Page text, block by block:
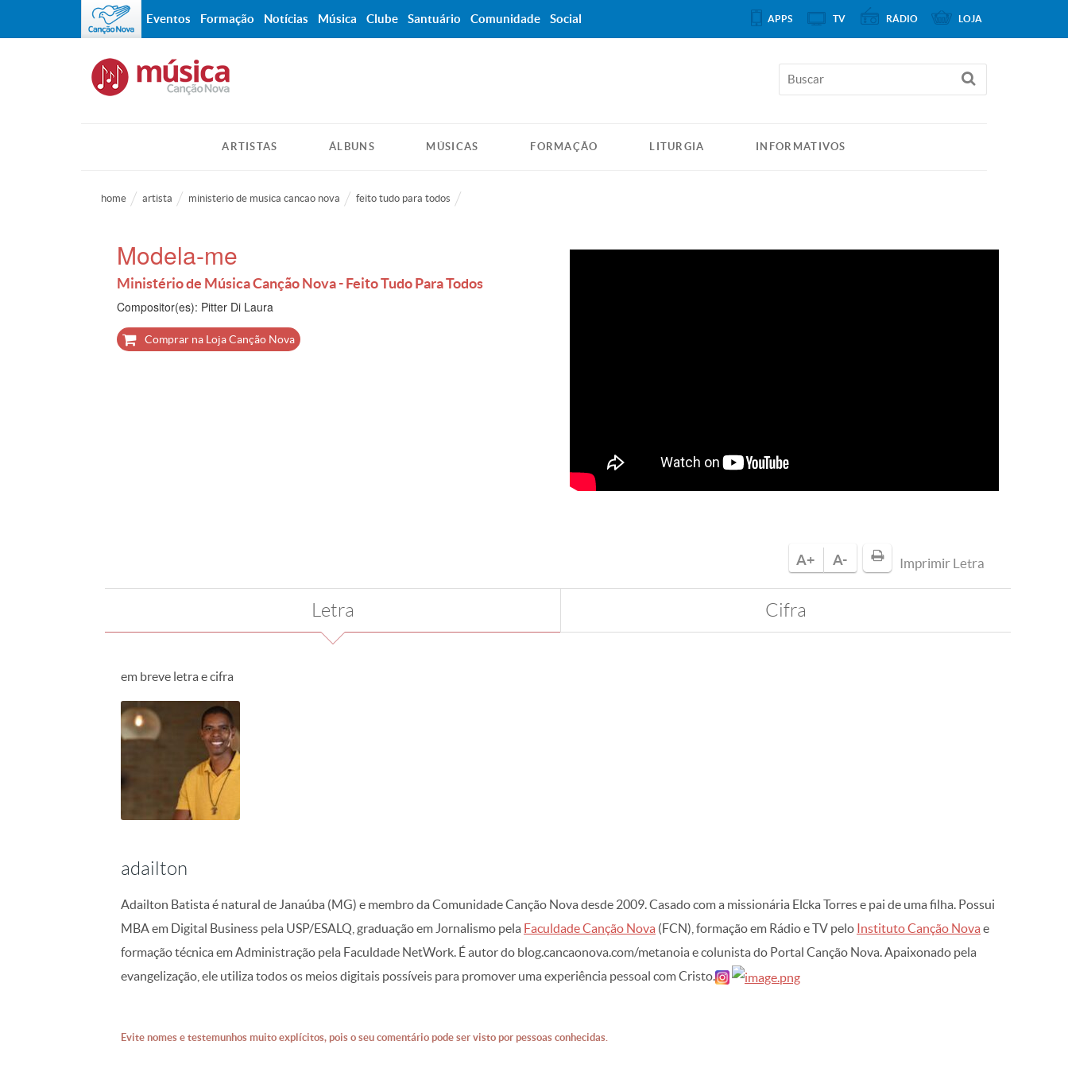
ARTISTAS ÁLBUNS MÚSICAS FORMAÇÃO LITURGIA INFORMATIVOS
home artista ministerio de musica cancao nova feito tudo para todos
Modela-me
Ministério de Música Canção Nova - Feito Tudo Para Todos
Compositor(es): Pitter Di Laura
Comprar na Loja Canção Nova
A+ A- Imprimir Letra
Letra Cifra
em breve letra e cifra
adailton
Adailton Batista é natural de Janaúba (MG) e membro da Comunidade Canção Nova desde 2009. Casado com a missionária Elcka Torres e pai de uma filha. Possui
MBA em Digital Business pela USP/ESALQ, graduação em Jornalismo pela Faculdade Canção Nova (FCN), formação em Rádio e TV pelo Instituto Canção Nova e
formação técnica em Administração pela Faculdade NetWork. É autor do blog.cancaonova.com/metanoia e colunista do Portal Canção Nova. Apaixonado pela
evangelização, ele utiliza todos os meios digitais possíveis para promover uma experiência pessoal com Cristo.
Evite nomes e testemunhos muito explícitos, pois o seu comentário pode ser visto por pessoas conhecidas.
Eventos Formação Notícias Música Clube Santuário Comunidade Social APPS TV RÁDIO LOJA